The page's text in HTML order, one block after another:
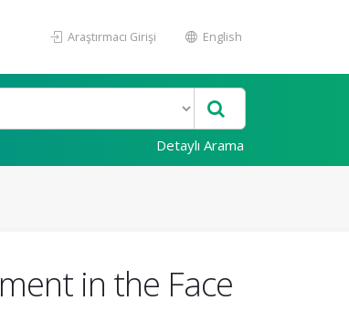
Araştırmacı Girişi English
Detaylı Arama
in the Face